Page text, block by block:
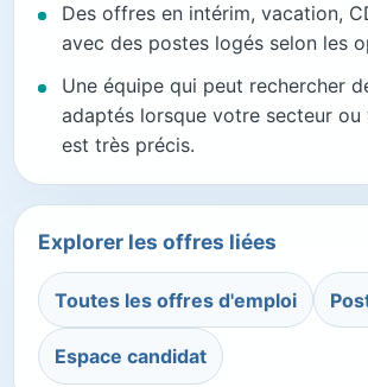
Des offres en intérim, vacation,
avec des postes logés selon les
Une équipe qui peut rechercher
adaptés lorsque votre secteur
est très précis.
Explorer les offres liées
Toutes les offres d'emploi
Espace candidat